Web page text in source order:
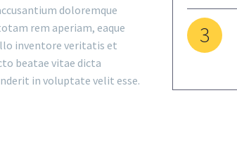
doloremque
rem aperiam, eaque
inventore veritatis et
beatae vitae dicta
in voluptate velit esse.
3